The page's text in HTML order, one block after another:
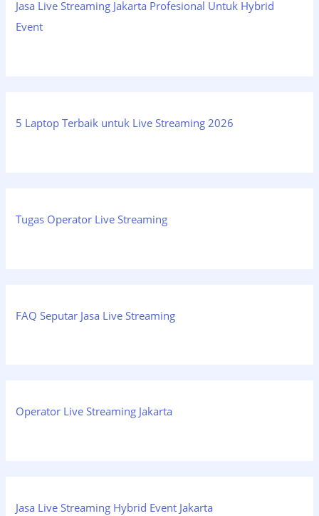
Jasa Live Streaming Jakarta Profesional Untuk Hybrid
Event
5 Laptop Terbaik untuk Live Streaming 2026
Tugas Operator Live Streaming
FAQ Seputar Jasa Live Streaming
Operator Live Streaming Jakarta
Jasa Live Streaming Hybrid Event Jakarta